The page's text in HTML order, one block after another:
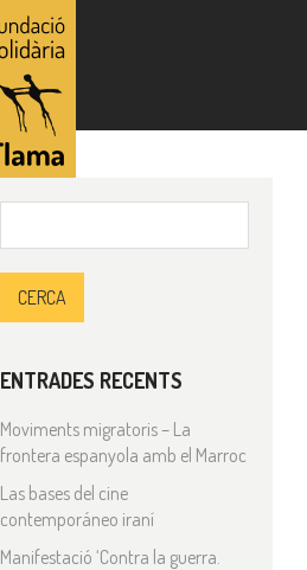
ENTRADES RECENTS
Moviments migratoris – La
frontera espanyola amb el Marroc
Las bases del cine
contemporáneo iraní
Manifestació ‘Contra la guerra.